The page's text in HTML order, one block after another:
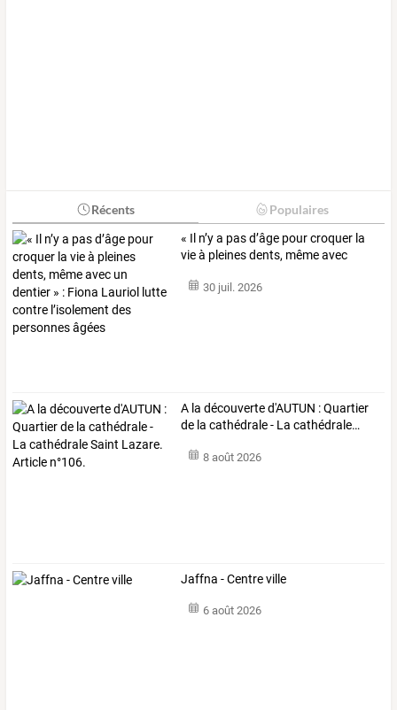
Récents Populaires
« Il n’ya pasd’âge pourcroquer la
vieà pleinesdents, mêmeavec
30 juil. 2026
A la découverted'AUTUN :Quartier
de la cathédrale- La cathédrale…
8 août 2026
Jaffna - Centre ville
6 août 2026